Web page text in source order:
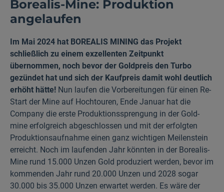
Borealis-Mine: Produktion
angelaufen
Im Mai 2024 hat BOREALIS MINING das Projekt
schließlich zu einem exzellenten Zeitpunkt
übernommen, noch bevor der Goldpreis den Turbo
gezündet hat und sich der Kaufpreis damit wohl deutlich
erhöht hätte! Nun laufen die Vorbereitungen für einen Re-
Start der Mine auf Hochtouren, Ende Januar hat die
Company die erste Produktions­sprengung in der Gold­
mine erfolgreich abgeschlossen und mit der erfolgten
Produktions­aufnahme einen ganz wichtigen Meilenstein
erreicht. Noch im laufenden Jahr könnten in der Borealis-
Mine rund 15.000 Unzen Gold produziert werden, bevor im
kommenden Jahr rund 20.000 Unzen und 2028 sogar
30.000 bis 35.000 Unzen erwartet werden. Es wäre der